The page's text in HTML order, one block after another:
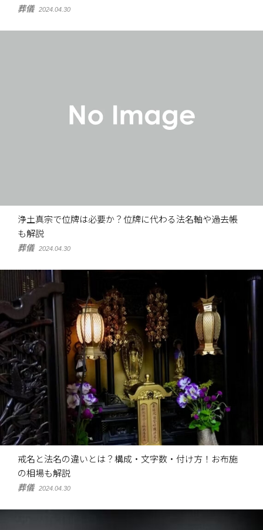
葬儀 2024.04.30
浄土真宗で位牌は必要か？位牌に代わる法名軸や過去帳
も解説
葬儀 2024.04.30
戒名と法名の違いとは？構成・文字数・付け方！お布施
の相場も解説
葬儀 2024.04.30